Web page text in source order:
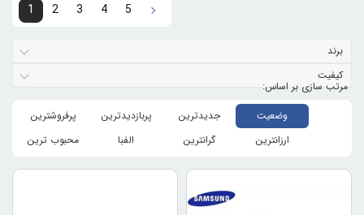
1 2 3 4 5
برند
کیفیت
وضعیت جدیدترین پربازدیدترین
پرفروشترین
ارزانترین
گرانترین الفبا محبوب ترین